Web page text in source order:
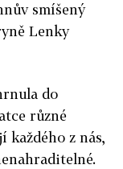
smíšený
Lenky
do
různé
každého z nás,